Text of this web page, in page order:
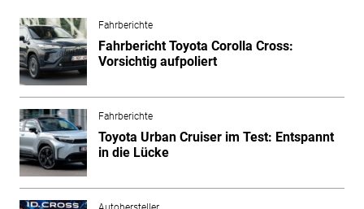
Fahrberichte
Fahrbericht Toyota Corolla Cross:
Vorsichtig aufpoliert
Fahrberichte
Toyota Urban Cruiser im Test: Entspannt
in die Lücke